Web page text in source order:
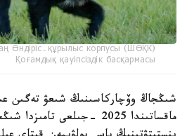
Өндіріс-құрылыс корпусы (ШӨҚК)
Қоғамдық қауіпсіздік басқармасы
شىڭجاڭ وۆچاركاسىنىڭ شىعۋ تەگىن
ماقساتىندا 2025 -جىلعى